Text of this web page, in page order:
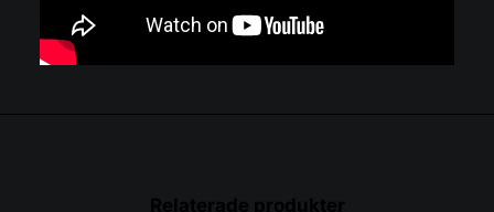
Relaterade produkter